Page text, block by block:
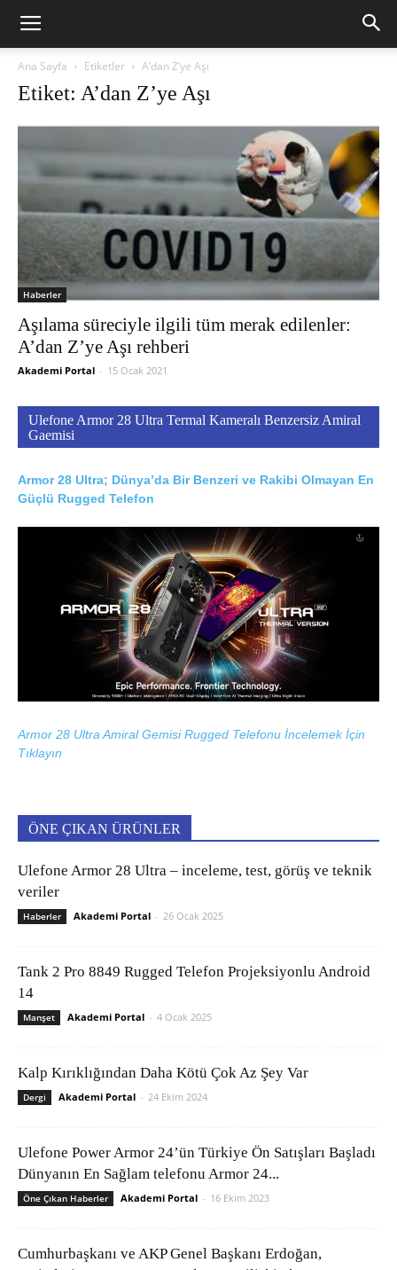
Ana Sayfa Etiketler A’dan Z’ye Aşı
Etiket: A’dan Z’ye Aşı
Haberler
Aşılama süreciyle ilgili tüm merak edilenler:
A’dan Z’ye Aşı rehberi
Akademi Portal - 15 Ocak 2021
Ulefone Armor 28 Ultra Termal Kameralı Benzersiz Amiral
Gaemisi
Armor 28 Ultra; Dünya’da Bir Benzeri ve Rakibi Olmayan En
Güçlü Rugged Telefon
Armor 28 Ultra Amiral Gemisi Rugged Telefonu İncelemek İçin
Tıklayın
ÖNE ÇIKAN ÜRÜNLER
Ulefone Armor 28 Ultra – inceleme, test, görüş ve teknik
veriler
Haberler Akademi Portal - 26 Ocak 2025
Tank 2 Pro 8849 Rugged Telefon Projeksiyonlu Android
14
Manşet Akademi Portal - 4 Ocak 2025
Kalp Kırıklığından Daha Kötü Çok Az Şey Var
Dergi Akademi Portal - 24 Ekim 2024
Ulefone Power Armor 24’ün Türkiye Ön Satışları Başladı
Dünyanın En Sağlam telefonu Armor 24...
Öne Çıkan Haberler Akademi Portal - 16 Ekim 2023
Cumhurbaşkanı ve AKP Genel Başkanı Erdoğan,